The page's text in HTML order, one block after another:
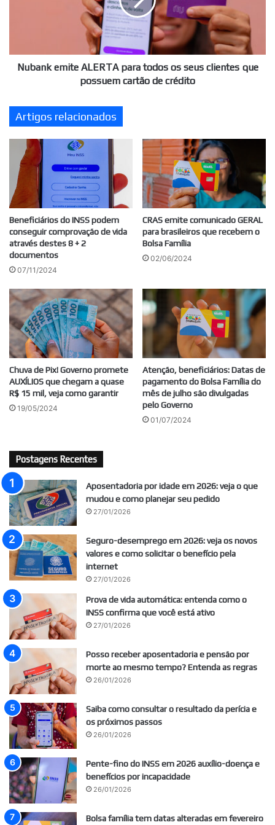
que
possuem
crédito
Nubank emite ALERTA para todos os seus clientes que
possuem cartão de crédito
Artigos relacionados
Beneficiários do INSS podem
conseguir comprovação de vida
através destes 8 + 2
documentos
07/11/2024
CRAS emite comunicado GERAL
para brasileiros que recebem o
Bolsa Família
02/06/2024
Chuva de Pix! Governo promete
AUXÍLIOS que chegam a quase
R$ 15 mil, veja como garantir
19/05/2024
Atenção, beneficiários: Datas de
pagamento do Bolsa Família do
mês de julho são divulgadas
pelo Governo
01/07/2024
Postagens Recentes
Aposentadoria por idade em 2026: veja o que
mudou e como planejar seu pedido
27/01/2026
Seguro-desemprego em 2026: veja os novos
valores e como solicitar o benefício pela
internet
27/01/2026
Prova de vida automática: entenda como o
INSS confirma que você está ativo
27/01/2026
Posso receber aposentadoria e pensão por
morte ao mesmo tempo? Entenda as regras
26/01/2026
Saiba como consultar o resultado da perícia e
os próximos passos
26/01/2026
Pente-fino do INSS em 2026 auxílio-doença e
benefícios por incapacidade
26/01/2026
Bolsa família tem datas alteradas em fevereiro